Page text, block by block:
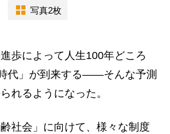
写真2枚
歩によって人生100年どころ
代」が到来する――そんな予測
れるようになった。
社会」に向けて、様々な制度